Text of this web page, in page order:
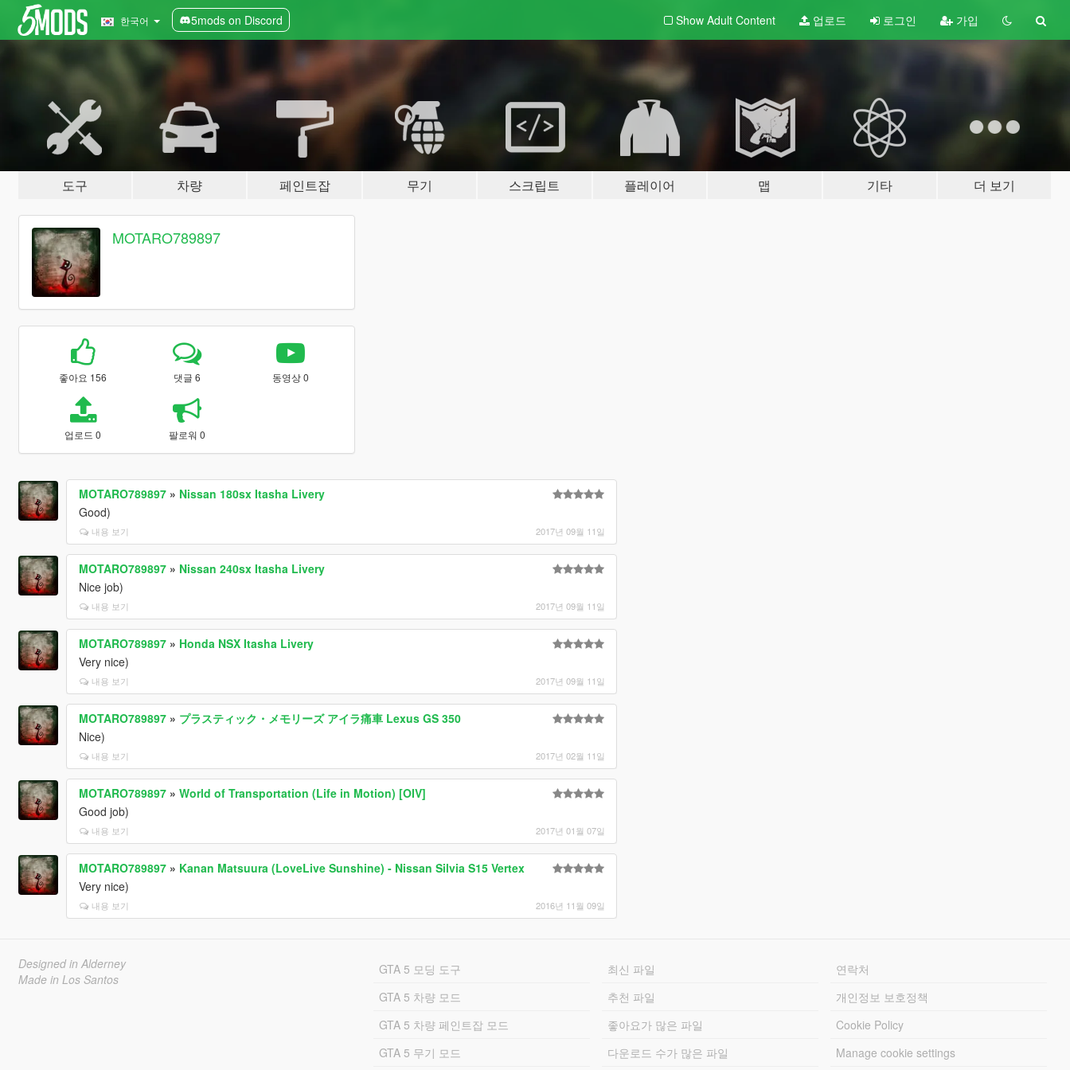
한국어 5mods on Discord Show Adult Content 업로드 로그인 가입
도구 차량 페인트잡 무기 스크립트 플레이어 맵 기타 더 보기
MOTARO789897
좋아요 156 댓글 6 동영상 0
업로드 0 팔로워 0
MOTARO789897» Nissan 180sx Itasha Livery
Good)
내용 보기 2017년 09월 11일
MOTARO789897» Nissan 240sx Itasha Livery
Nice job)
내용 보기 2017년 09월 11일
MOTARO789897» Honda NSX Itasha Livery
Very nice)
내용 보기 2017년 09월 11일
MOTARO789897» プラスティック・メモリーズ アイラ痛車 Lexus GS 350
Nice)
내용 보기 2017년 02월 11일
MOTARO789897» World of Transportation (Life in Motion) [OIV]
Good job)
내용 보기 2017년 01월 07일
MOTARO789897» Kanan Matsuura (LoveLive Sunshine) - Nissan Silvia S15 Vertex
Very nice)
내용 보기 2016년 11월 09일
Designed in Alderney
Made in Los Santos
GTA 5 모딩 도구
GTA 5 차량 모드
GTA 5 차량 페인트잡 모드
GTA 5 무기 모드
최신 파일
추천 파일
좋아요가 많은 파일
다운로드 수가 많은 파일
연락처
개인정보 보호정책
Cookie Policy
Manage cookie settings